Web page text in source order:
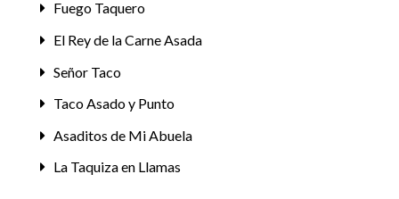
Fuego Taquero
El Rey de la Carne Asada
Señor Taco
Taco Asado y Punto
Asaditos de Mi Abuela
La Taquiza en Llamas